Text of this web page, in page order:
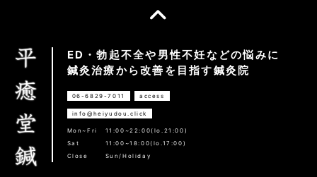
ED・勃起不全や男性不妊などの悩みに
鍼灸治療から改善を目指す鍼灸院
06-6829-7011 access
info@heiyudou.click
Mon~Fri
11:00~22:00(lo.21:00)
Sat
11:00~18:00(lo.17:00)
Close
Sun/Holiday